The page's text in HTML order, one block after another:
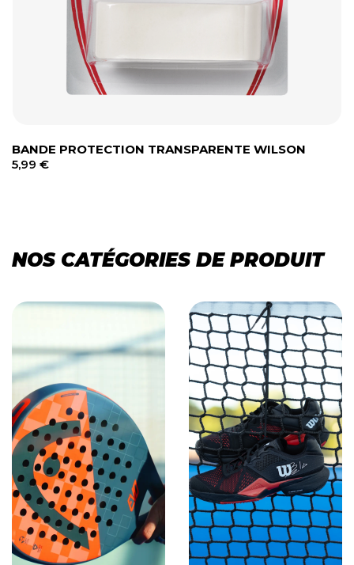
BANDE PROTECTION TRANSPARENTE WILSON
5,99 €
NOS CATÉGORIES DE PRODUIT